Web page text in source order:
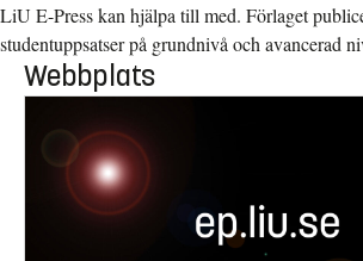
LiU E-Press kan hjälpa till med. Förlaget
studentuppsatser på grundnivå och avancerad
Webbplats